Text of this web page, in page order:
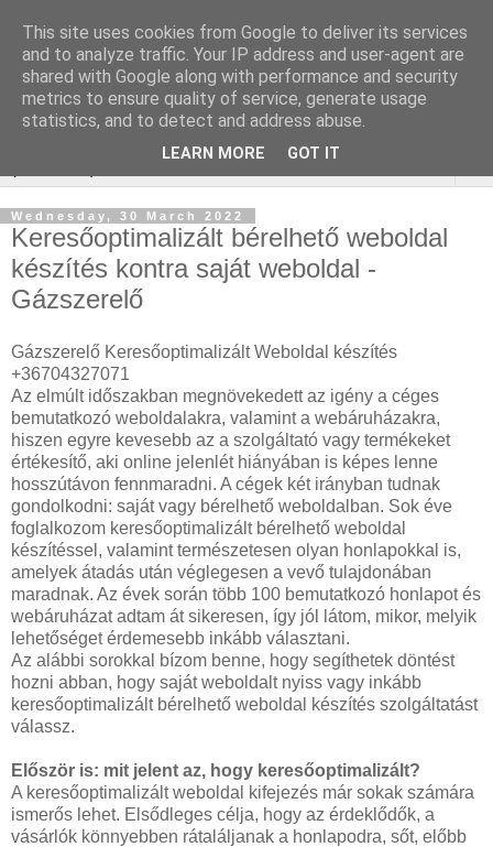
Webáruház Kulcsszó
optimalizálás
Wednesday, 30 March 2022
Keresőoptimalizált bérelhető weboldal
készítés kontra saját weboldal -
Gázszerelő
Gázszerelő Keresőoptimalizált Weboldal készítés
+36704327071
Az elmúlt időszakban megnövekedett az igény a céges
bemutatkozó weboldalakra, valamint a webáruházakra,
hiszen egyre kevesebb az a szolgáltató vagy termékeket
értékesítő, aki online jelenlét hiányában is képes lenne
hosszútávon fennmaradni. A cégek két irányban tudnak
gondolkodni: saját vagy bérelhető weboldalban. Sok éve
foglalkozom keresőoptimalizált bérelhető weboldal
készítéssel, valamint természetesen olyan honlapokkal is,
amelyek átadás után véglegesen a vevő tulajdonában
maradnak. Az évek során több 100 bemutatkozó honlapot és
webáruházat adtam át sikeresen, így jól látom, mikor, melyik
lehetőséget érdemesebb inkább választani.
Az alábbi sorokkal bízom benne, hogy segíthetek döntést
hozni abban, hogy saját weboldalt nyiss vagy inkább
keresőoptimalizált bérelhető weboldal készítés szolgáltatást
válassz.
Először is: mit jelent az, hogy keresőoptimalizált?
A keresőoptimalizált weboldal kifejezés már sokak számára
ismerős lehet. Elsődleges célja, hogy az érdeklődők, a
vásárlók könnyebben rátaláljanak a honlapodra, sőt, előbb
This site uses cookies from Google to deliver its services
and to analyze traffic. Your IP address and user-agent are
shared with Google along with performance and security
metrics to ensure quality of service, generate usage
statistics, and to detect and address abuse.
LEARN MORE GOT IT